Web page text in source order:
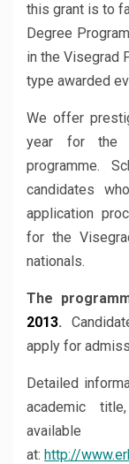
this grant is to
Degree
in the Visegrad
type awarded
We offer
year for the
programme.
candidates
application
for the
nationals.
The
2013.
apply for
Detailed
academic
available
at: http://